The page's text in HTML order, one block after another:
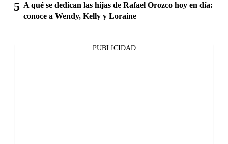
A qué se dedican las hijas de Rafael Orozco hoy en día:
conoce a Wendy, Kelly y Loraine
PUBLICIDAD